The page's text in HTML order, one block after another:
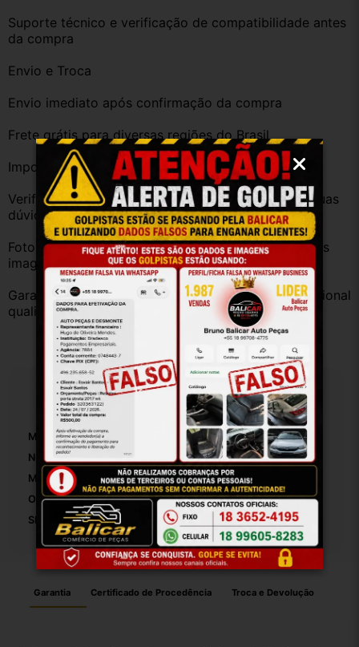
Suporte técnico e verificação de compatibilidade antes
da compra
Envio e Troca
Envio imediato após confirmação da compra
Frete grátis para diversas regiões do Brasil
Importante
Verifique a compatibilidade com seu veículo. Tire suas
dúvidas no campo de perguntas!
Fotos reais do produto. Peça exatamente igual à das
imagens.
Garantia válida somente com instalação por profissional
qualificado.
Especificações
Marca: Volkswagen
Número De Peça: 5u1805293
Material:
Origem: Brasil
SKU: 6851
Garantia Certificado de Procedência Troca e Devolução